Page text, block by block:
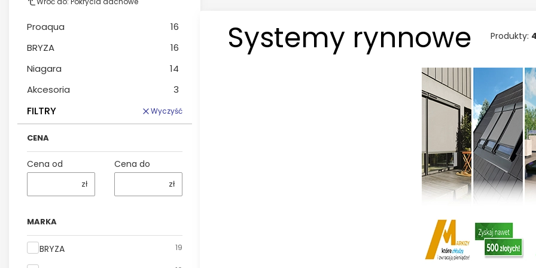
Proaqua
16
BRYZA
16
Niagara
14
Akcesoria
3
FILTRY Wyczyść
CENA
Cena od
zł
Cena do
zł
MARKA
Marka
BRYZA 19
Systemy rynnowe Produkty: